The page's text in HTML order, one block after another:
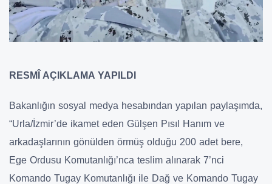
RESMÎ AÇIKLAMA YAPILDI
Bakanlığın sosyal medya hesabından yapılan paylaşımda,
“Urla/İzmir’de ikamet eden Gülşen Pısıl Hanım ve
arkadaşlarının gönülden örmüş olduğu 200 adet bere,
Ege Ordusu Komutanlığı’nca teslim alınarak 7’nci
Komando Tugay Komutanlığı ile Dağ ve Komando Tugay